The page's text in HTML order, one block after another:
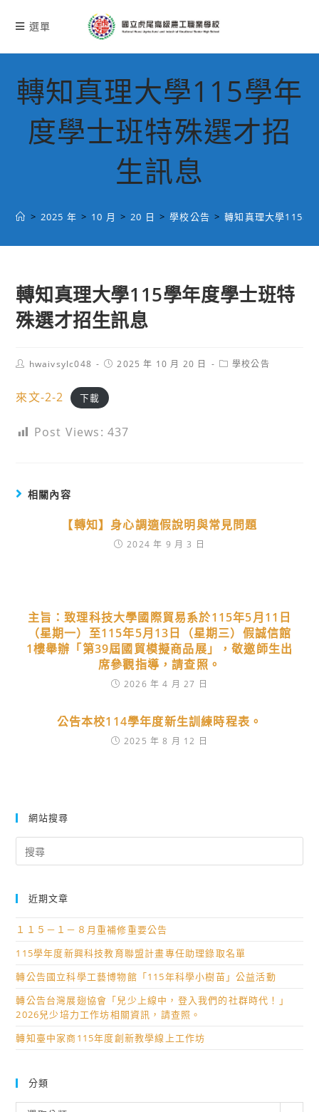
選單
轉知真理大學115學年
度學士班特殊選才招
生訊息
> 2025 年 > 10 月 > 20 日 > 學校公告 > 轉知真理大學115學
轉知真理大學115學年度學士班特
殊選才招生訊息
Posthwaivsylc048
Post2025 年 10 月 20 日
Post學校公告
來文-2-2 下載
Post Views: 437
相關內容
【轉知】身心調適假說明與常見問題
2024 年 9 月 3 日
主旨：致理科技大學國際貿易系於115年5月11日
（星期一）至115年5月13日（星期三）假誠信館
1樓舉辦「第39屆國貿模擬商品展」，敬邀師生出
席參觀指導，請查照。
2026 年 4 月 27 日
公告本校114學年度新生訓練時程表。
2025 年 8 月 12 日
網站搜尋
for:
近期文章
１１５－１－８月重補修重要公告
115學年度新興科技教育聯盟計畫專任助理錄取名單
轉公告國立科學工藝博物館「115年科學小樹苗」公益活動
轉公告台灣展翅協會「兒少上線中，登入我們的社群時代！」
2026兒少培力工作坊相關資訊，請查照。
轉知臺中家商115年度創新教學線上工作坊
分類